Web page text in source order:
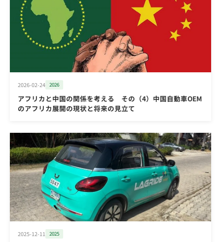
2026-02-24 2026
アフリカと中国の関係を考える その（4）中国自動車OEM
のアフリカ展開の現状と将来の見立て
2025-12-11 2025